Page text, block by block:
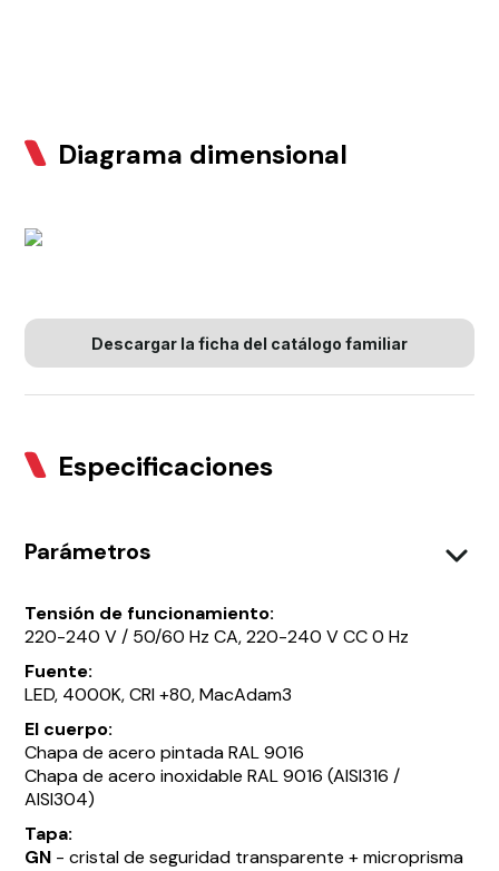
Diagrama dimensional
Descargar la ficha del catálogo familiar
Especificaciones
Parámetros
Tensión de funcionamiento:
220-240 V / 50/60 Hz CA, 220-240 V CC 0 Hz
Fuente:
LED, 4000K, CRI +80, MacAdam3
El cuerpo:
Chapa de acero pintada RAL 9016
Chapa de acero inoxidable RAL 9016 (AISI316 /
AISI304)
Tapa:
GN - cristal de seguridad transparente + microprisma